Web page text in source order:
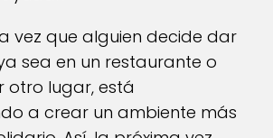
vez que alguien decide dar
sea en un restaurante o
otro lugar, está
a crear un ambiente más